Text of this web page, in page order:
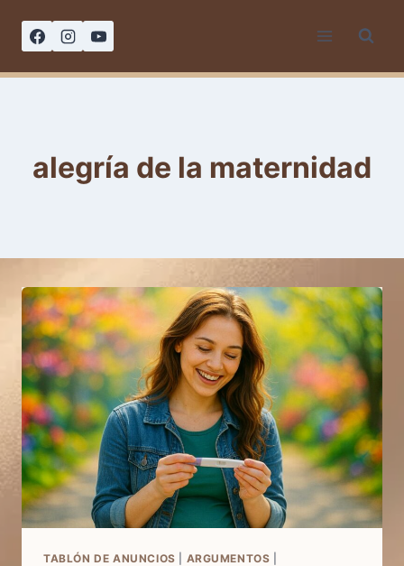
alegría de la maternidad
TABLÓN DE ANUNCIOS ARGUMENTOS